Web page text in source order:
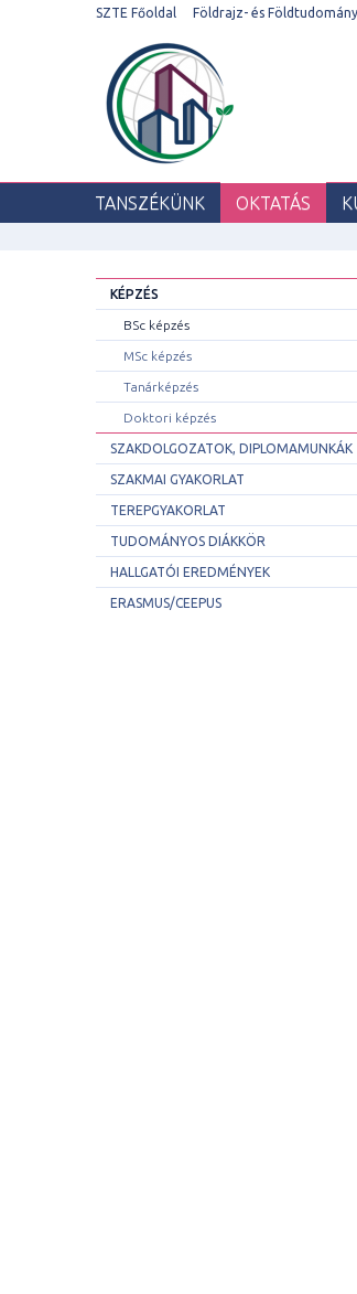
SZTE Főoldal Földrajz- és
TANSZÉKÜNK OKTATÁS
KÉPZÉS
BSc képzés
MSc képzés
Tanárképzés
Doktori képzés
SZAKDOLGOZATOK, DIPLOMAMUNKÁK
SZAKMAI GYAKORLAT
TEREPGYAKORLAT
TUDOMÁNYOS DIÁKKÖR
HALLGATÓI EREDMÉNYEK
ERASMUS/CEEPUS